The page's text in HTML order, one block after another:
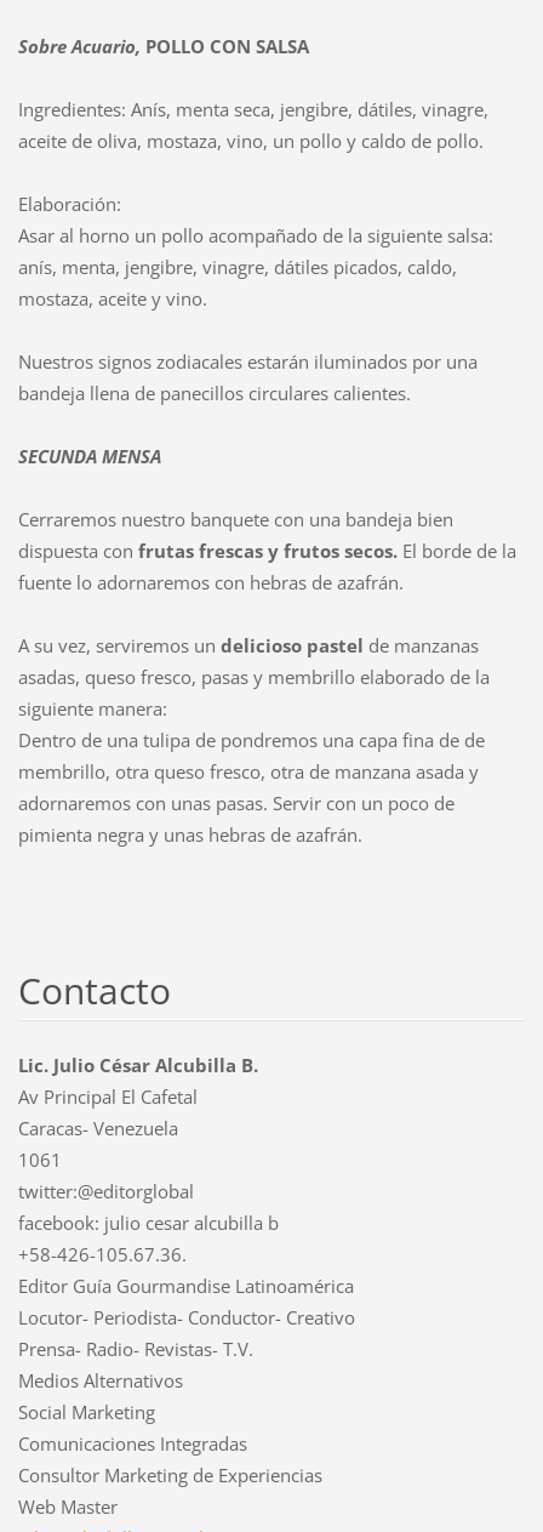
SobreAcuario, POLLO CON SALSA
Ingredientes: Anís, menta seca, jengibre, dátiles, vinagre,
aceite de oliva, mostaza, vino, un pollo y caldo de pollo.
Elaboración:
Asar al horno un pollo acompañado de la siguiente salsa:
anís, menta, jengibre, vinagre, dátiles picados, caldo,
mostaza, aceite y vino.
Nuestros signos zodiacales estarán iluminados por una
bandeja llena de panecillos circulares calientes.
SECUNDA MENSA
Cerraremos nuestro banquete con una bandeja bien
dispuesta con frutas frescas y frutos secos.El borde de la
fuente lo adornaremos con hebras de azafrán.
A su vez, serviremos un delicioso pastel de manzanas
asadas, queso fresco, pasas y membrillo elaborado de la
siguiente manera:
Dentro de una tulipa de pondremos una capa fina de de
membrillo, otra queso fresco, otra de manzana asada y
adornaremos con unas pasas. Servir con un poco de
pimienta negra y unas hebras de azafrán.
Contacto
Lic. Julio César Alcubilla B.
Av Principal El Cafetal
Caracas- Venezuela
1061
twitter:@editorglobal
facebook: julio cesar alcubilla b
+58-426-105.67.36.
Editor Guía Gourmandise Latinoamérica
Locutor- Periodista- Conductor- Creativo
Prensa- Radio- Revistas- T.V.
Medios Alternativos
Social Marketing
Comunicaciones Integradas
Consultor Marketing de Experiencias
Web Master